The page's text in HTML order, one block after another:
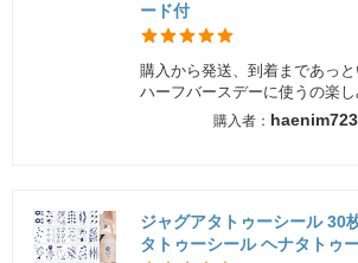
ード付
購入から発送、到着まであっと
ハーフバースデーに使うの楽
haenim723
ジャグアタトゥーシール 30
タトゥーシール ヘナタトゥ